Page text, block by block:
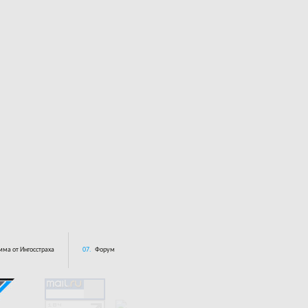
от Ингосстраха 07. Форум